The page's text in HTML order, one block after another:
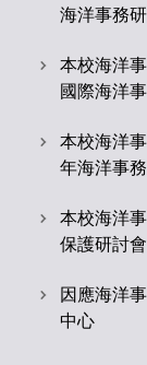
海洋事務
本校海洋
國際海洋
本校海洋
年海洋事
本校海洋
保護研討會
因應海洋
中心